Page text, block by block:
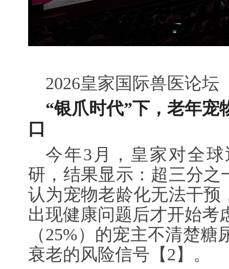
2026皇家国际兽医论坛
“银爪时代”下，老年宠
口
今年3月，皇家对全
研，结果显示：超三分之
认为宠物老龄化无法干预
出现健康问题后才开始考
（25%）的宠主不清楚
衰老的风险信号 【2】 。